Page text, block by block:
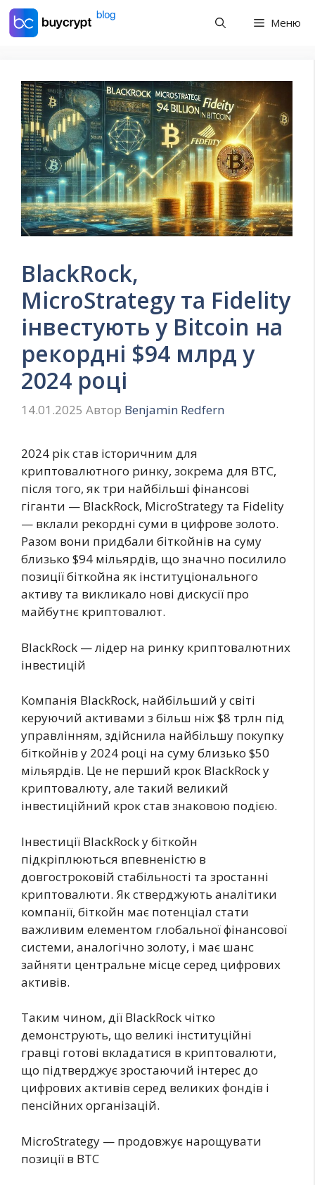
Перейти
до
Меню
BlackRock,
MicroStrategy та Fidelity
інвестують у Bitcoin на
рекордні $94 млрд у
2024 році
14.01.2025 Автор Benjamin Redfern
2024 рік став історичним для
криптовалютного ринку, зокрема для BTC,
після того, як три найбільші фінансові
гіганти — BlackRock, MicroStrategy та Fidelity
— вклали рекордні суми в цифрове золото.
Разом вони придбали біткойнів на суму
близько $94 мільярдів, що значно посилило
позиції біткойна як інституціонального
активу та викликало нові дискусії про
майбутнє криптовалют.
BlackRock — лідер на ринку криптовалютних
інвестицій
Компанія BlackRock, найбільший у світі
керуючий активами з більш ніж $8 трлн під
управлінням, здійснила найбільшу покупку
біткойнів у 2024 році на суму близько $50
мільярдів. Це не перший крок BlackRock у
криптовалюту, але такий великий
інвестиційний крок став знаковою подією.
Інвестиції BlackRock у біткойн
підкріплюються впевненістю в
довгостроковій стабільності та зростанні
криптовалюти. Як стверджують аналітики
компанії, біткойн має потенціал стати
важливим елементом глобальної фінансової
системи, аналогічно золоту, і має шанс
зайняти центральне місце серед цифрових
активів.
Таким чином, дії BlackRock чітко
демонструють, що великі інституційні
гравці готові вкладатися в криптовалюти,
що підтверджує зростаючий інтерес до
цифрових активів серед великих фондів і
пенсійних організацій.
MicroStrategy — продовжує нарощувати
позиції в BTC